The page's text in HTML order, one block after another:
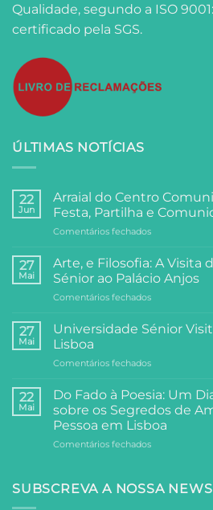
Qualidade, segundo a ISO
certificado pela SGS.
ÚLTIMAS NOTÍCIAS
22
Jun
Arraial do Centro
Festa, Partilha e
Comentários fechadosem
do
Centro
Comunitário:
Dois
de
e
27
Mai
Arte, e Filosofia: A Visita
Sénior ao Palácio Anjos
Comentários fechadosem
e
Filosofia:
Visita
Universidade
Sénior
Palácio
Anjos
27
Mai
Universidade Sénior
Lisboa
Comentários fechadosem
Sénior
Visita
o
Oceanário
de
22
Mai
Do Fado à Poesia: Um
sobre os Segredos de
Pessoa em Lisboa
Comentários fechadosem
à
SUBSCREVA A NOSSA